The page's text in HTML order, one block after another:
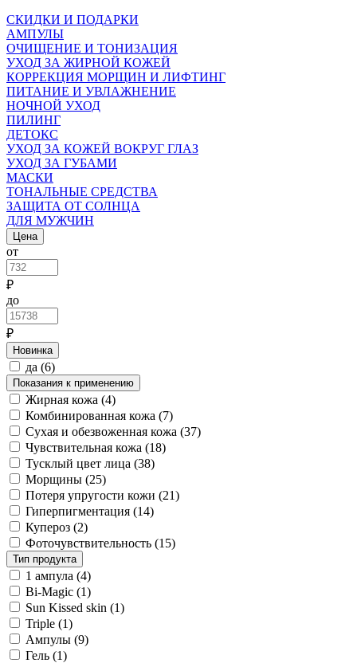
СКИДКИ И ПОДАРКИ
АМПУЛЫ
ОЧИЩЕНИЕ И ТОНИЗАЦИЯ
УХОД ЗА ЖИРНОЙ КОЖЕЙ
КОРРЕКЦИЯ МОРЩИН И ЛИФТИНГ
ПИТАНИЕ И УВЛАЖНЕНИЕ
НОЧНОЙ УХОД
ПИЛИНГ
ДЕТОКС
УХОД ЗА КОЖЕЙ ВОКРУГ ГЛАЗ
УХОД ЗА ГУБАМИ
МАСКИ
ТОНАЛЬНЫЕ СРЕДСТВА
ЗАЩИТА ОТ СОЛНЦА
ДЛЯ МУЖЧИН
Цена
от
₽
до
₽
Новинка
да (6)
Показания к применению
Жирная кожа (4)
Комбинированная кожа (7)
Сухая и обезвоженная кожа (37)
Чувствительная кожа (18)
Тусклый цвет лица (38)
Морщины (25)
Потеря упругости кожи (21)
Гиперпигментация (14)
Купероз (2)
Фоточувствительность (15)
Тип продукта
1 ампула (4)
Bi-Magic (1)
Sun Kissed skin (1)
Triple (1)
Ампулы (9)
Гель (1)